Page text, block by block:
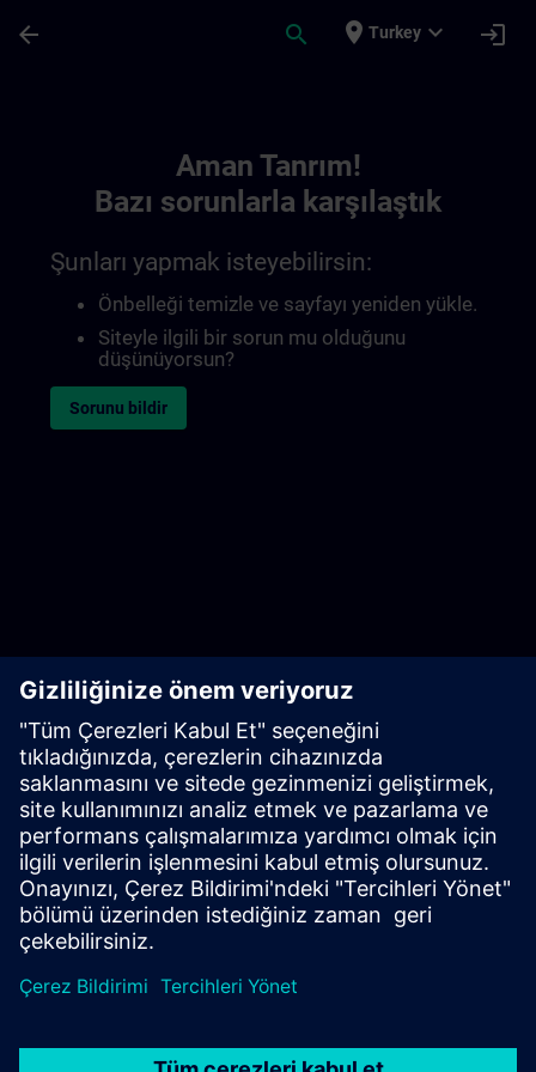
arrow_back search place Turkey expand_more login
Aman Tanrım!
Bazı sorunlarla karşılaştık
Şunları yapmak isteyebilirsin:
Önbelleği temizle ve sayfayı yeniden yükle.
Siteyle ilgili bir sorun mu olduğunu
düşünüyorsun?
Sorunu bildir